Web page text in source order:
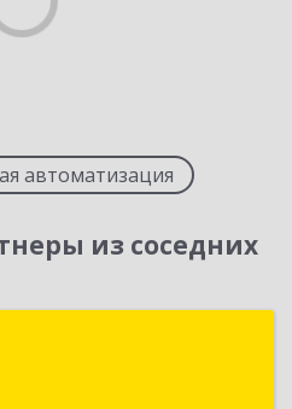
автоматизация
из соседних